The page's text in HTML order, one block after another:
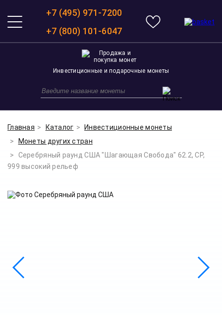
+7 (495) 971-7200
+7 (800) 101-6047
Инвестиционные и подарочные монеты
Главная Каталог
Инвестиционные монеты
Монеты других стран
Серебряный раунд США "Шагающая Свобода" 62.2, СР,
999 высокий рельеф